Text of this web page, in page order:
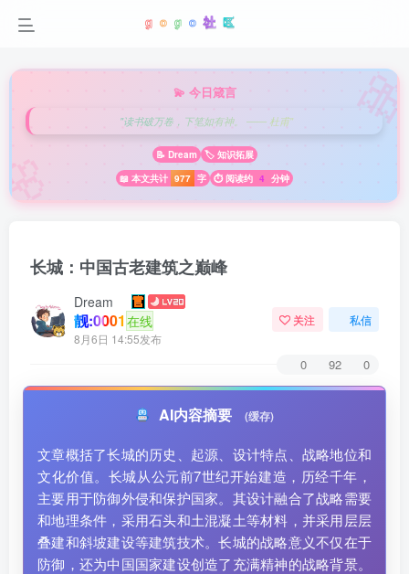
💫 今日箴言
"读书破万卷，下笔如有神。 —— 杜甫"
📝 Dream
🏷️ 知识拓展
📖 本文共计 977 字 ⏱️ 阅读约 4 分钟
长城：中国古老建筑之巅峰
Dream
靓:0001 在线
8月6日 14:55发布
关注 私信
0 92 0
AI内容摘要 (缓存)
文章概括了长城的历史、起源、设计特点、战略地位和
文化价值。长城从公元前7世纪开始建造，历经千年，
主要用于防御外侵和保护国家。其设计融合了战略需要
和地理条件，采用石头和土混凝土等材料，并采用层层
叠建和斜坡建设等建筑技术。长城的战略意义不仅在于
防御，还为中国国家建设创造了充满精神的战略背景。